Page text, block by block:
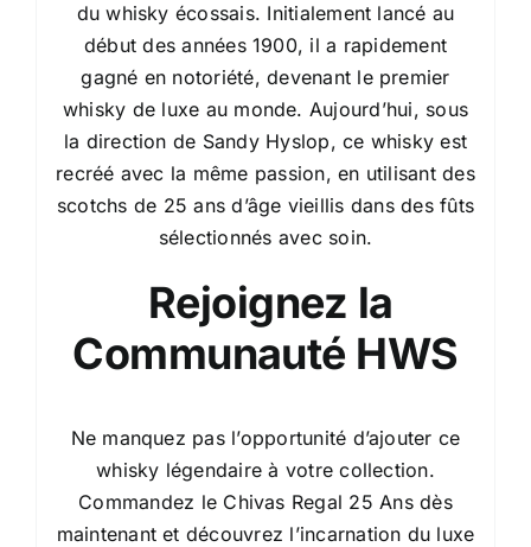
du whisky écossais. Initialement lancé au
début des années 1900, il a rapidement
gagné en notoriété, devenant le premier
whisky de luxe au monde. Aujourd’hui, sous
la direction de Sandy Hyslop, ce whisky est
recréé avec la même passion, en utilisant des
scotchs de 25 ans d’âge vieillis dans des fûts
sélectionnés avec soin.
Rejoignez la
Communauté HWS
Ne manquez pas l’opportunité d’ajouter ce
whisky légendaire à votre collection.
Commandez le Chivas Regal 25 Ans dès
maintenant et découvrez l’incarnation du luxe